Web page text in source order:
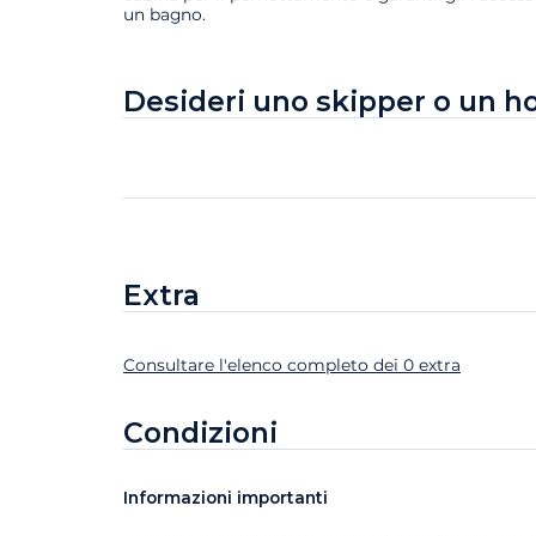
un bagno.
Desideri uno skipper o un
Extra
Extra Stato Prezzo
Consultare l'elenco completo dei 0 extra
Condizioni
Informazioni importanti